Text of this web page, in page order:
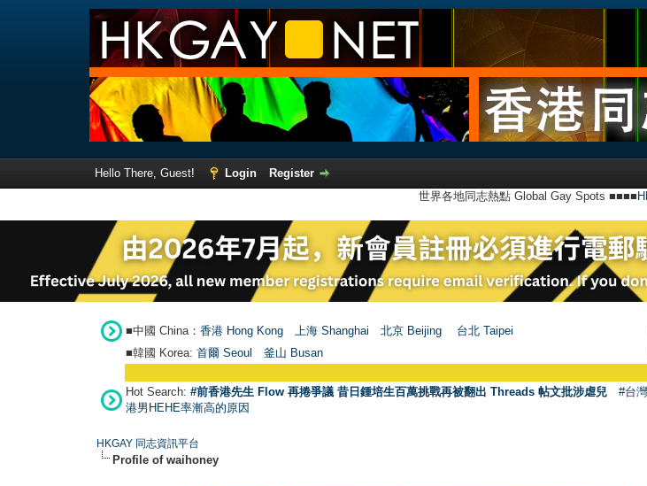
Hello There, Guest! Login
Register
世界各地同志熱點 Global Gay Spots ■■■■
■中國 China： 香港 Hong Kong 上海 Shanghai 北京 Beijing 台北 Taipei
■韓國 Korea: 首爾 Seou 釜山 Busan
Hot Search: #前香港先生 Flow 再捲爭議 昔日鍾培生百萬挑戰再被翻出 Threads 帖文批涉虐兒 #台
港男HEHE率漸高的原因
HKGAY 同志資訊平台
Profile of waihoney